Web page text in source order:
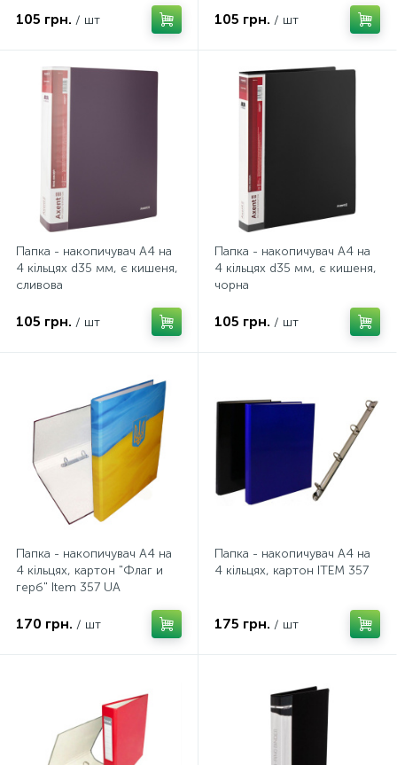
105 грн. / шт 105 грн. / шт
Папка - накопичувач А4 на
4 кільцях d35 мм, є кишеня,
сливова
105 грн. / шт
Папка - накопичувач А4 на
4 кільцях d35 мм, є кишеня,
чорна
105 грн. / шт
Папка - накопичувач А4 на
4 кільцях, картон "Флаг и
герб" Item 357 UA
170 грн. / шт
Папка - накопичувач А4 на
4 кільцях, картон ITEM 357
175 грн. / шт